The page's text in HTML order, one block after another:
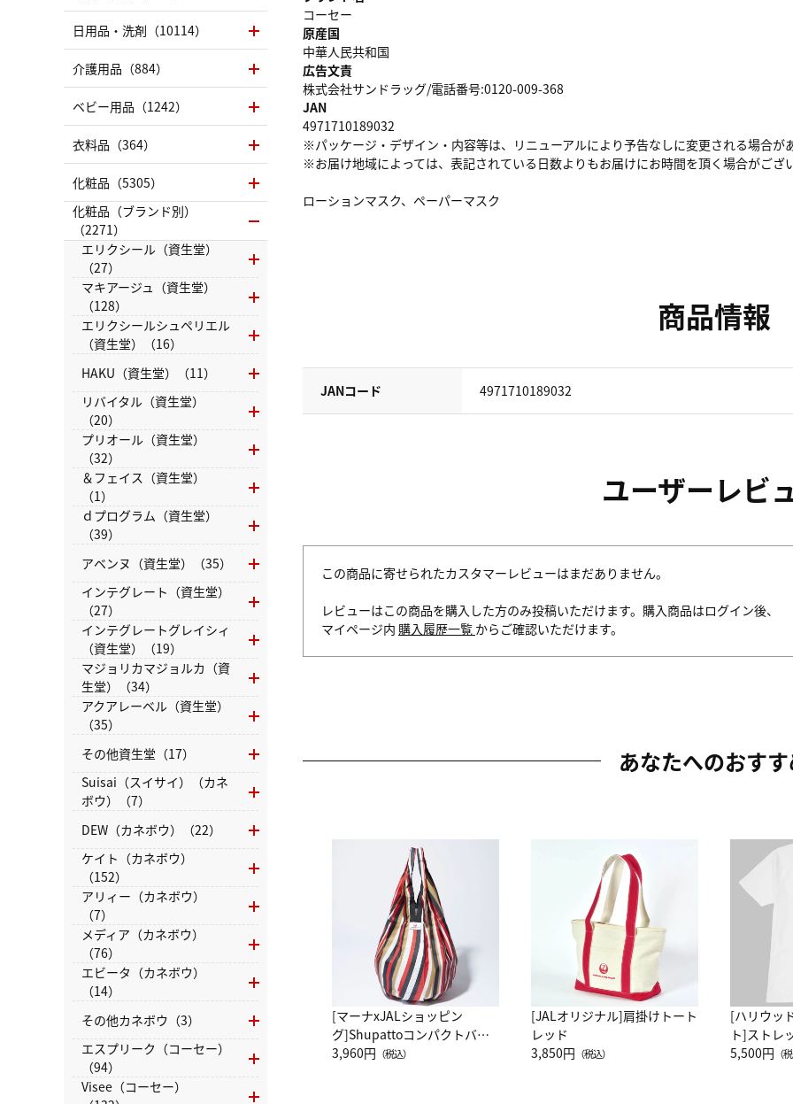
コーセー
原産国
中華人民共和国
広告文責
株式会社サンドラッグ/電話番号:0120-009-368
JAN
4971710189032
※パッケージ・デザイン・内容等は、リニューアルにより予告なしに変更される場合が
※お届け地域によっては、表記されている日数よりもお届けにお時間を頂く場合がござ
ローションマスク、ペーパーマスク
商品情報
JANコード 4971710189032
ユーザーレビ
この商品に寄せられたカスタマーレビューはまだありません。
レビューはこの商品を購入した方のみ投稿いただけます。購入商品はログイン後、
マイページ内 購入履歴一覧 からご確認いただけます。
あなたへのおす
[マーナxJALショッピン
グ]Shupattoコンパクトバッ
グ Drop JAL客室乗務員
3,960円 （税込）
[JALオリジナル]肩掛けトート
レッド
3,850円 （税込）
[ハリウッ
ト]ストレ
ーネック
5,500円 （
日用品・洗剤（10114）
介護用品（884）
ベビー用品（1242）
衣料品（364）
化粧品（5305）
化粧品（ブランド別）
（2271）
エリクシール（資生堂）
（27）
マキアージュ（資生堂）
（128）
エリクシールシュペリエル
（資生堂）（16）
HAKU（資生堂）（11）
リバイタル（資生堂）
（20）
プリオール（資生堂）
（32）
＆フェイス（資生堂）
（1）
ｄプログラム（資生堂）
（39）
アベンヌ（資生堂）（35）
インテグレート（資生堂）
（27）
インテグレートグレイシィ
（資生堂）（19）
マジョリカマジョルカ（資
生堂）（34）
アクアレーベル（資生堂）
（35）
その他資生堂（17）
Suisai（スイサイ）（カネ
ボウ）（7）
DEW（カネボウ）（22）
ケイト（カネボウ）
（152）
アリィー（カネボウ）
（7）
メディア（カネボウ）
（76）
エビータ（カネボウ）
（14）
その他カネボウ（3）
エスプリーク（コーセー）
（94）
Visee（コーセー）